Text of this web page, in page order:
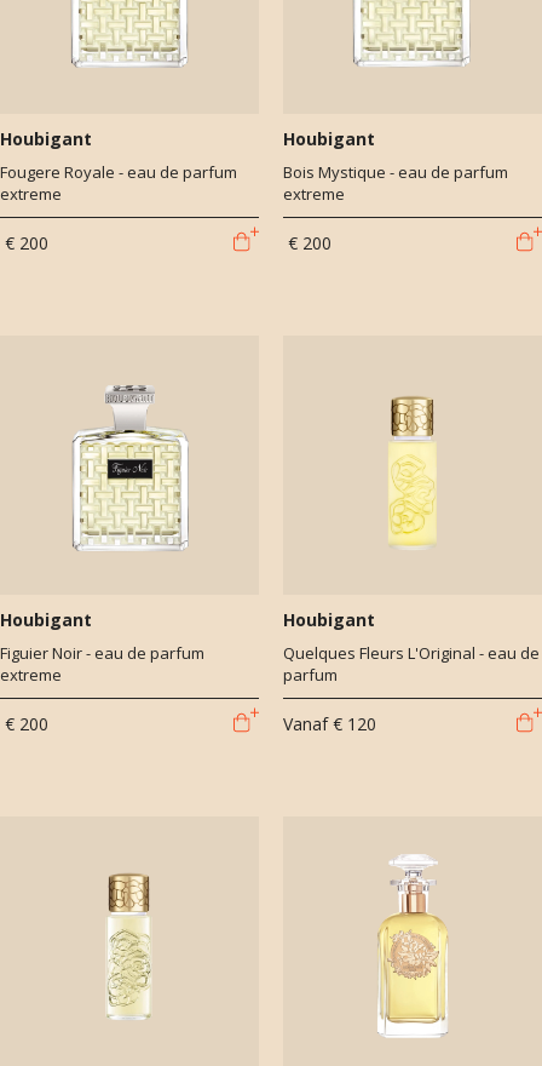
de wereld, waar Houbigant 200 jaar geleden zijn eerste creaties het
Houbigant
Fougere Royale - eau de parfum
extreme
€ 200
Houbigant
Bois Mystique - eau de parfum
extreme
€ 200
Houbigant
Figuier Noir - eau de parfum
extreme
€ 200
Houbigant
Quelques Fleurs L'Original - eau de
parfum
Vanaf € 120